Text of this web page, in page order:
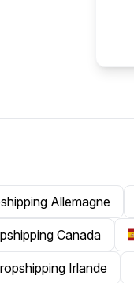
Allemagne
Canada
Irlande